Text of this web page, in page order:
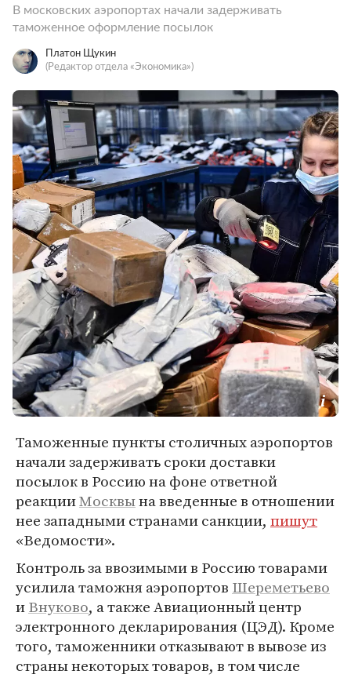
В московских аэропортах начали задерживать
таможенное оформление посылок
Платон Щукин
(Редактор отдела «Экономика»)
Таможенные пункты столичных аэропортов
начали задерживать сроки доставки
посылок в Россию на фоне ответной
реакцииМосквына введенные в отношении
нее западными странами санкции, пишут
«Ведомости».
Контроль за ввозимыми в Россию товарами
усилила таможня аэропортов Шереметьево
иВнуково, а также Авиационный центр
электронного декларирования (ЦЭД). Кроме
того, таможенники отказывают в вывозе из
страны некоторых товаров, в том числе